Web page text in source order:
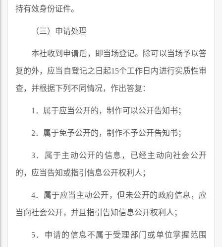
持有效身份证件。
（三）申请处理
本社收到申请后，即当场登记。除可以当场予以答
复的外，应当自登记之日起15个工作日内进行实质性审
查，并根据下列不同情况，作出答复：
1．属于应当公开的，制作可以公开告知书；
2．属于免予公开的，制作不予公开告知书；
3．属于主动公开的信息，已经主动向社会公开
的，应当告知或指引信息公开权利人；
4．属于应当主动公开，但未公开的政府信息，应
当向社会公开，并且指引告知信息公开权利人；
5．申请的信息不属于受理部门或单位掌握范围